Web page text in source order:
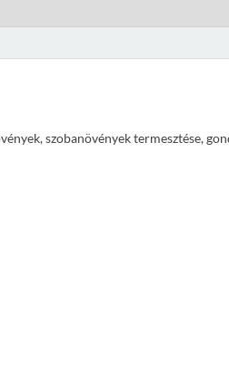
szobanövények termesztése,